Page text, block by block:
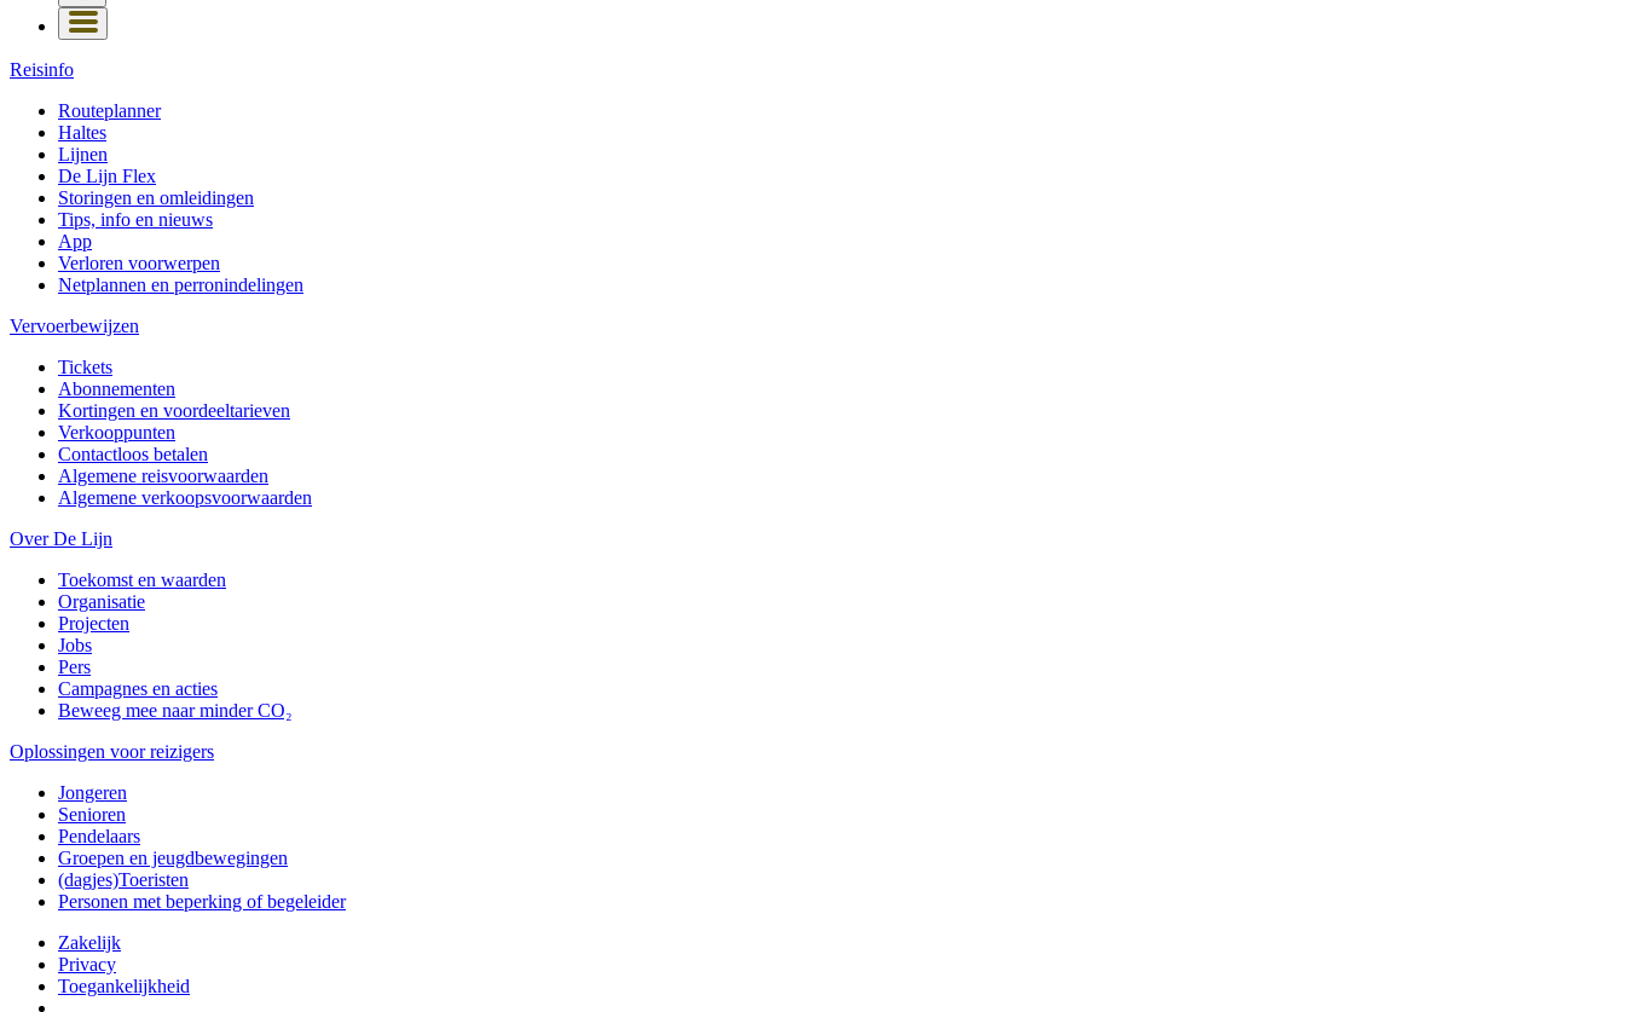
Reisinfo
Routeplanner
Haltes
Lijnen
De Lijn Flex
Storingen en omleidingen
Tips, info en nieuws
App
Verloren voorwerpen
Netplannen en perronindelingen
Vervoerbewijzen
Tickets
Abonnementen
Kortingen en voordeeltarieven
Verkooppunten
Contactloos betalen
Algemene reisvoorwaarden
Algemene verkoopsvoorwaarden
Over De Lijn
Toekomst en waarden
Organisatie
Projecten
Jobs
Pers
Campagnes en acties
Beweeg mee naar minder CO₂
Oplossingen voor reizigers
Jongeren
Senioren
Pendelaars
Groepen en jeugdbewegingen
(dagjes)Toeristen
Personen met beperking of begeleider
Zakelijk
Privacy
Toegankelijkheid